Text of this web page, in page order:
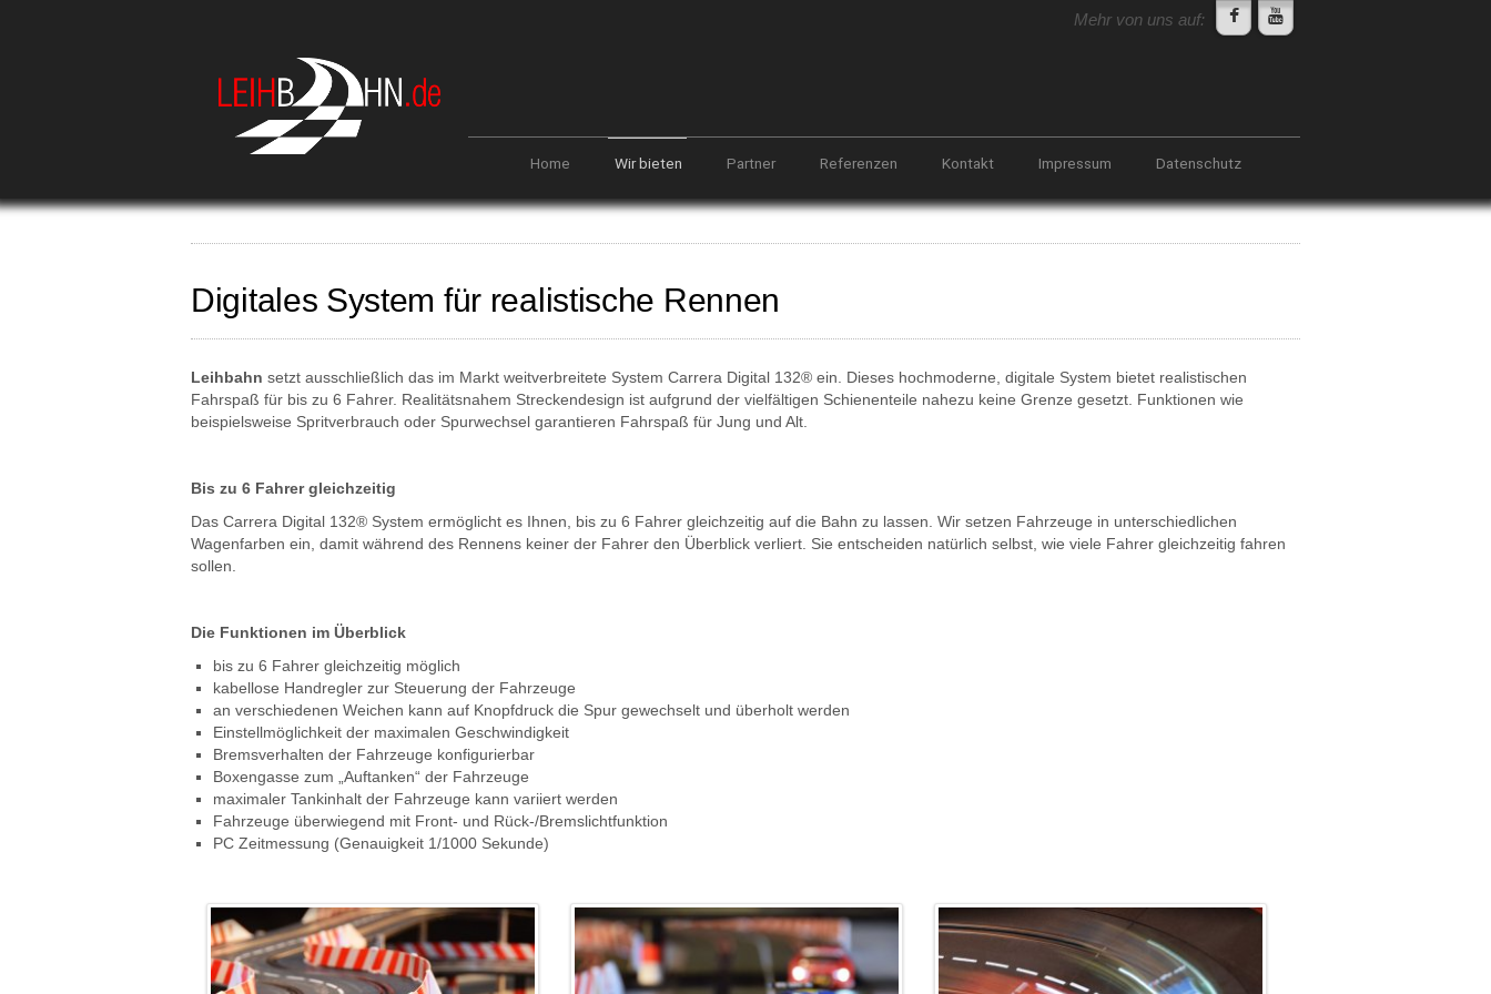
Mehr von uns auf:
Home Wir bieten Partner Referenzen Kontakt Impressum Datenschutz
Digitales System für realistische Rennen
Leihbahn setzt ausschließlich das im Markt weitverbreitete System Carrera Digital 132® ein. Dieses hochmoderne, digitale System bietet realistischen
Fahrspaß für bis zu 6 Fahrer. Realitätsnahem Streckendesign ist aufgrund der vielfältigen Schienenteile nahezu keine Grenze gesetzt. Funktionen wie
beispielsweise Spritverbrauch oder Spurwechsel garantieren Fahrspaß für Jung und Alt.
Bis zu 6 Fahrer gleichzeitig
Das Carrera Digital 132® System ermöglicht es Ihnen, bis zu 6 Fahrer gleichzeitig auf die Bahn zu lassen. Wir setzen Fahrzeuge in unterschiedlichen
Wagenfarben ein, damit während des Rennens keiner der Fahrer den Überblick verliert. Sie entscheiden natürlich selbst, wie viele Fahrer gleichzeitig fahren
sollen.
Die Funktionen im Überblick
bis zu 6 Fahrer gleichzeitig möglich
kabellose Handregler zur Steuerung der Fahrzeuge
an verschiedenen Weichen kann auf Knopfdruck die Spur gewechselt und überholt werden
Einstellmöglichkeit der maximalen Geschwindigkeit
Bremsverhalten der Fahrzeuge konfigurierbar
Boxengasse zum „Auftanken“ der Fahrzeuge
maximaler Tankinhalt der Fahrzeuge kann variiert werden
Fahrzeuge überwiegend mit Front- und Rück-/Bremslichtfunktion
PC Zeitmessung (Genauigkeit 1/1000 Sekunde)